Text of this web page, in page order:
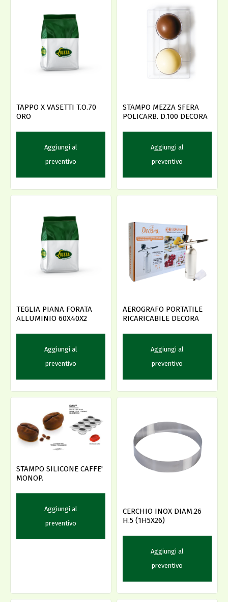
TAPPO X VASETTI T.O.70
ORO
Aggiungi al
preventivo
STAMPO MEZZA SFERA
POLICARB. D.100 DECORA
Aggiungi al
preventivo
TEGLIA PIANA FORATA
ALLUMINIO 60X40X2
Aggiungi al
preventivo
AEROGRAFO PORTATILE
RICARICABILE DECORA
Aggiungi al
preventivo
STAMPO SILICONE CAFFE'
MONOP.
Aggiungi al
preventivo
CERCHIO INOX DIAM.26
H.5 (1H5X26)
Aggiungi al
preventivo